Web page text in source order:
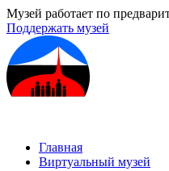
Музей работает по
Поддержать музей
Главная
Виртуальный музей